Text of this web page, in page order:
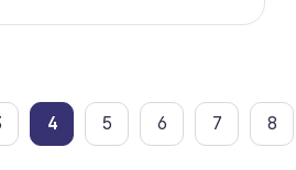
4 5 6 7 8